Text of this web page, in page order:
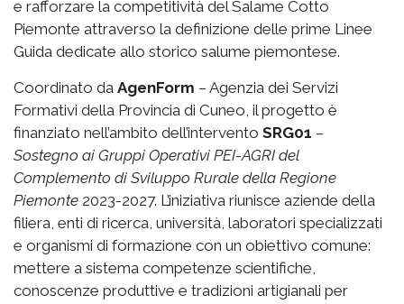
e rafforzare la competitività del Salame Cotto
Piemonte attraverso la definizione delle prime Linee
Guida dedicate allo storico salume piemontese.
Coordinato da AgenForm – Agenzia dei Servizi
Formativi della Provincia di Cuneo, il progetto è
finanziato nell’ambito dell’intervento SRG01 –
Sostegno ai Gruppi Operativi PEI-AGRI del
Complemento di Sviluppo Rurale della Regione
Piemonte 2023-2027. L’iniziativa riunisce aziende della
filiera, enti di ricerca, università, laboratori specializzati
e organismi di formazione con un obiettivo comune:
mettere a sistema competenze scientifiche,
conoscenze produttive e tradizioni artigianali per